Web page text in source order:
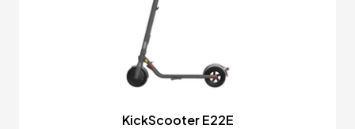
KickScooter E22E